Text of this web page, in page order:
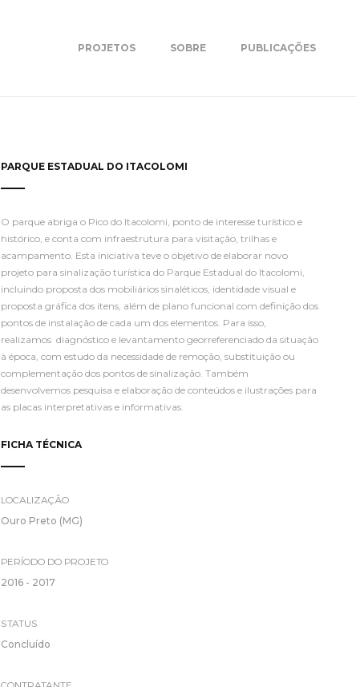
PROJETOS SOBRE PUBLICAÇÕES
PARQUE ESTADUAL DO ITACOLOMI
O parque abriga o Pico do Itacolomi, ponto de interesse turístico e
histórico, e conta com infraestrutura para visitação, trilhas e
acampamento. Esta iniciativa teve o objetivo de elaborar novo
projeto para sinalização turística do Parque Estadual do Itacolomi,
incluindo proposta dos mobiliários sinaléticos, identidade visual e
proposta gráfica dos itens, além de plano funcional com definição dos
pontos de instalação de cada um dos elementos. Para isso,
realizamos diagnóstico e levantamento georreferenciado da situação
à época, com estudo da necessidade de remoção, substituição ou
complementação dos pontos de sinalização. Também
desenvolvemos pesquisa e elaboração de conteúdos e ilustrações para
as placas interpretativas e informativas.
FICHA TÉCNICA
LOCALIZAÇÃO
Ouro Preto (MG)
PERÍODO DO PROJETO
2016 - 2017
STATUS
Concluído
CONTRATANTE